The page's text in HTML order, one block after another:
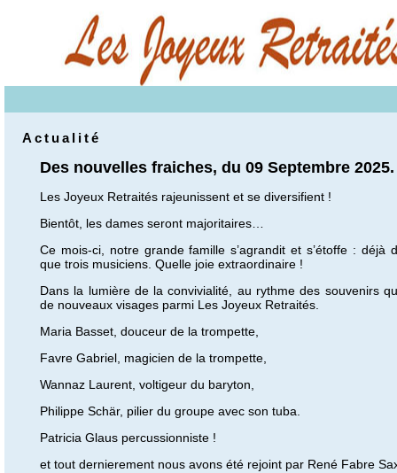
Actualité
Des nouvelles fraiches, du 09 Septembre 2025.
Les Joyeux Retraités rajeunissent et se diversifient !
Bientôt, les dames seront majoritaires…
Ce mois-ci, notre grande famille s’agrandit et s’étoffe : déjà
que trois musiciens. Quelle joie extraordinaire !
Dans la lumière de la convivialité, au rythme des souvenirs
de nouveaux visages parmi Les Joyeux Retraités.
Maria Basset, douceur de la trompette,
Favre Gabriel, magicien de la trompette,
Wannaz Laurent, voltigeur du baryton,
Philippe Schär, pilier du groupe avec son tuba.
Patricia Glaus percussionniste !
et tout dernierement nous avons été rejoint par René Fabre